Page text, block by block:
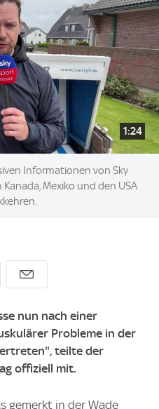
1:24
Informationen von Sky
Mexiko und den USA
nun nach einer
Probleme in der
teilte der
offiziell mit.
gemerkt in der Wade